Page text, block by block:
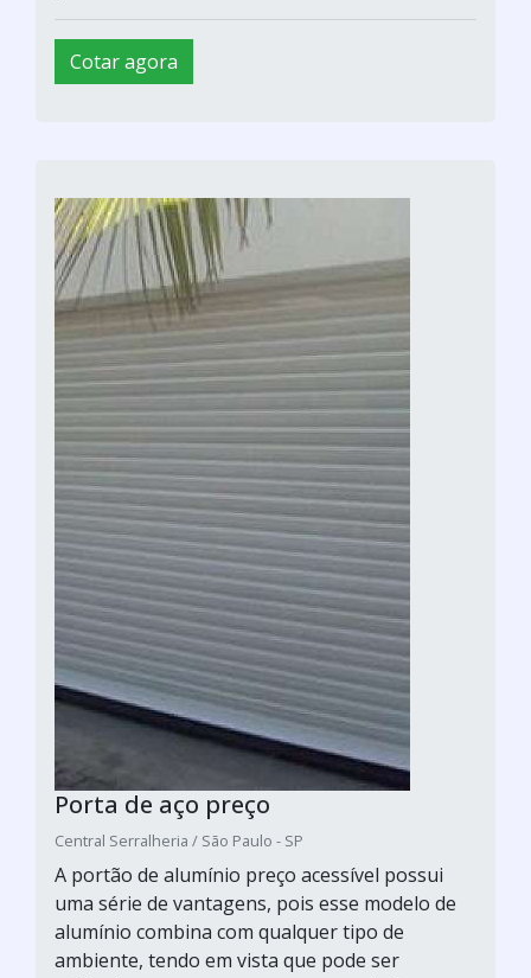
Cotar agora
Porta de aço preço
Central Serralheria / São Paulo - SP
A portão de alumínio preço acessível possui
uma série de vantagens, pois esse modelo de
alumínio combina com qualquer tipo de
ambiente, tendo em vista que pode ser